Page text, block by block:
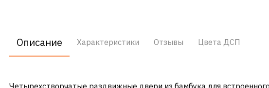
Описание Характеристики Отзывы Цвета ДСП
Четырехстворчатые раздвижные двери из бамбука для